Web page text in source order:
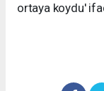
ortaya koydu'